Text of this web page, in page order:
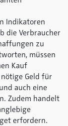
Indikatoren
die Verbraucher
zu
müssen
Kauf
Geld für
auch eine
Zudem handelt
erfordern.